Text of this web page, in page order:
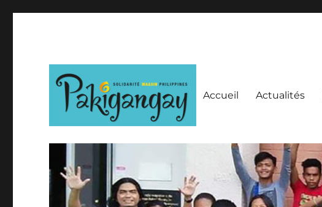
Accueil Actualités